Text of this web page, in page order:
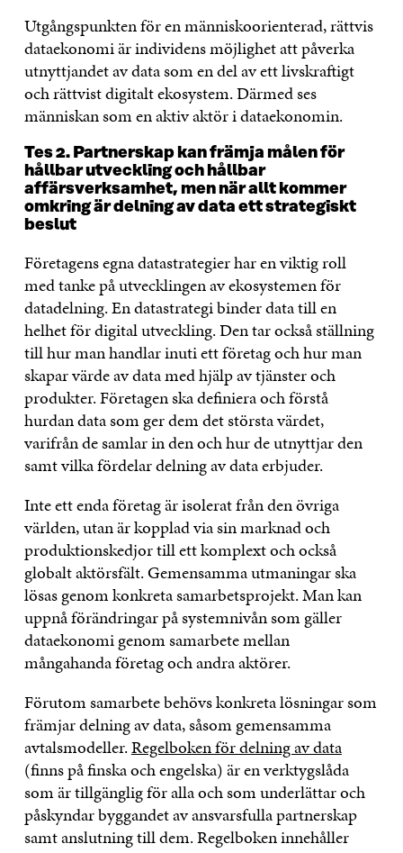
Utgångspunkten för en människoorienterad, rättvis
dataekonomi är individens möjlighet att påverka
utnyttjandet av data som en del av ett livskraftigt
och rättvist digitalt ekosystem. Därmed ses
människan som en aktiv aktör i dataekonomin.
Tes 2. Partnerskap kan främja målen för
hållbar utveckling och hållbar
affärsverksamhet, men när allt kommer
omkring är delning av data ett strategiskt
beslut
Företagens egna datastrategier har en viktig roll
med tanke på utvecklingen av ekosystemen för
datadelning. En datastrategi binder data till en
helhet för digital utveckling. Den tar också ställning
till hur man handlar inuti ett företag och hur man
skapar värde av data med hjälp av tjänster och
produkter. Företagen ska definiera och förstå
hurdan data som ger dem det största värdet,
varifrån de samlar in den och hur de utnyttjar den
samt vilka fördelar delning av data erbjuder.
Inte ett enda företag är isolerat från den övriga
världen, utan är kopplad via sin marknad och
produktionskedjor till ett komplext och också
globalt aktörsfält. Gemensamma utmaningar ska
lösas genom konkreta samarbetsprojekt. Man kan
uppnå förändringar på systemnivån som gäller
dataekonomi genom samarbete mellan
mångahanda företag och andra aktörer.
Förutom samarbete behövs konkreta lösningar som
främjar delning av data, såsom gemensamma
avtalsmodeller.Regelboken för delning av data
(finns på finska och engelska) är en verktygslåda
som är tillgänglig för alla och som underlättar och
påskyndar byggandet av ansvarsfulla partnerskap
samt anslutning till dem. Regelboken innehåller